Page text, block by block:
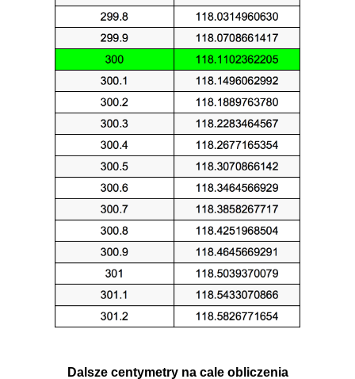
Dalsze centymetry na cale obliczenia